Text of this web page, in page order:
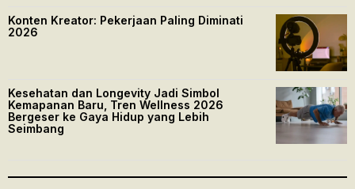
Konten Kreator: Pekerjaan Paling Diminati
2026
Kesehatan dan Longevity Jadi Simbol
Kemapanan Baru, Tren Wellness 2026
Bergeser ke Gaya Hidup yang Lebih
Seimbang